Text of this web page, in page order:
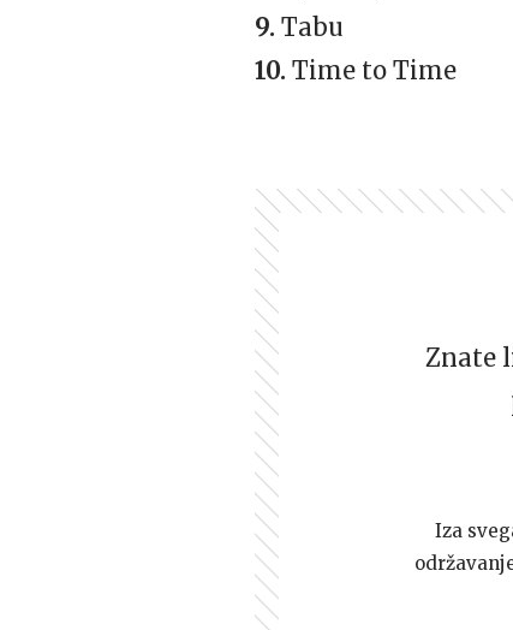
9. Tabu
10. Time to Time
Znate
Iza